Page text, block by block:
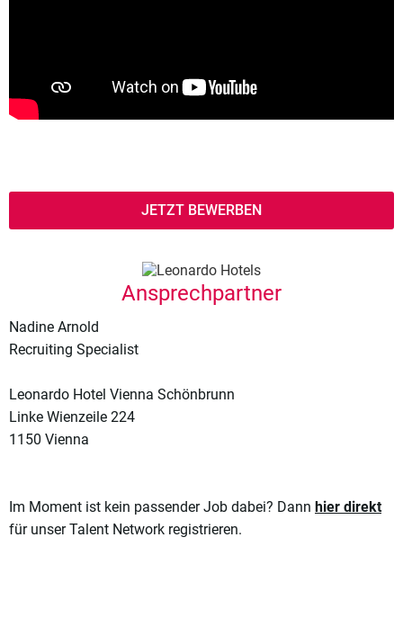
JETZT BEWERBEN
Ansprechpartner
Nadine Arnold
Recruiting Specialist
Leonardo Hotel Vienna Schönbrunn
Linke Wienzeile 224
1150 Vienna
Im Moment ist kein passender Job dabei? Dann hier direkt
für unser Talent Network registrieren.